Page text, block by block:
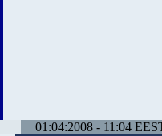
01:04:2008 - 11:04